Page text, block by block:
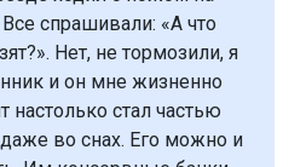
уже в Новосибирске,
Омска. О воинствующих
в пути до Санкт-
материале Горсайта
проехать 5 000